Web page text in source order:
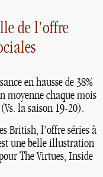
de l’offre
en hausse de 38%
moyenne chaque mois
la saison 19-20).
British, l’offre séries à
une belle illustration
The Virtues, Inside